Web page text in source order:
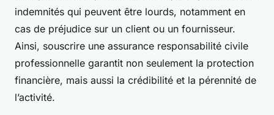
indemnités qui peuvent être lourds, notamment en
cas de préjudice sur un client ou un fournisseur.
Ainsi, souscrire une assurance responsabilité civile
professionnelle garantit non seulement la protection
financière, mais aussi la crédibilité et la pérennité de
l’activité.